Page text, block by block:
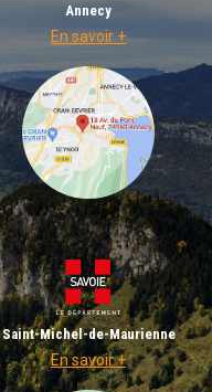
Annecy
En savoir +
Saint-Michel-de-Maurienne
En savoir +